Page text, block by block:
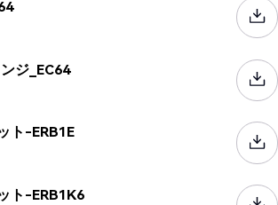
ジ_EC64
ト-ERB1E
ト-ERB1K6